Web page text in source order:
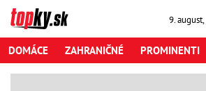
9. august,
DOMÁCE ZAHRANIČNÉ PROMINENTI